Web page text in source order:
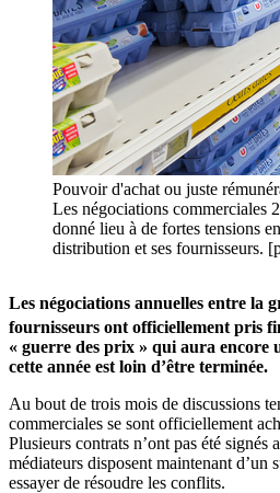
Pouvoir d'achat ou juste
Les négociations commerciales
donné lieu à de fortes tensions
distribution et ses fournisseurs.
Les négociations annuelles entre la
fournisseurs ont officiellement pris
« guerre des prix » qui aura encore
cette année est loin d’être terminée.
Au bout de trois mois de discussions
commerciales se sont officiellement
Plusieurs contrats n’ont pas été signés
médiateurs disposent maintenant d’un
essayer de résoudre les conflits.